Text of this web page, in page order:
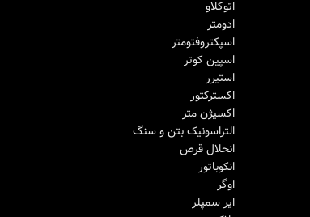
اتوکلاو
ادومتر
اسپکتروفتومتر
اسپین کوتر
استیرر
اکسترکتور
اکسیژن متر
التراسونیک بتن و سنگ
انحلال قرص
انکوباتور
اوگر
ایر سمپلر